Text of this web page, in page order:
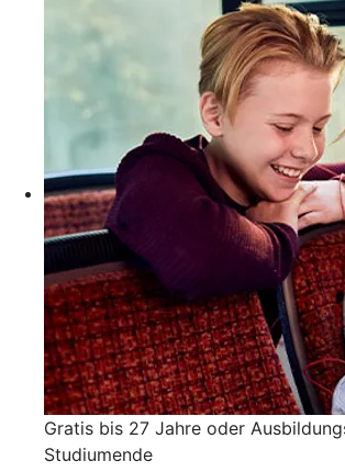
Gratis bis 27 Jahre oder
Studiumende